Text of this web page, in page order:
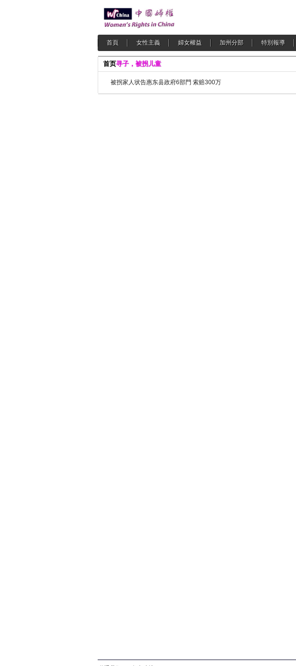
首頁 女性主義 婦女權益 加州分部 特別報導
首页寻子，被拐儿童
被拐家人状告惠东县政府6部門 索赔300万